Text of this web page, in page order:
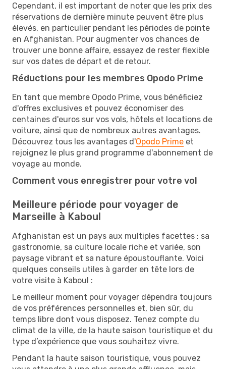
Cependant, il est important de noter que les prix des
réservations de dernière minute peuvent être plus
élevés, en particulier pendant les périodes de pointe
en Afghanistan. Pour augmenter vos chances de
trouver une bonne affaire, essayez de rester flexible
sur vos dates de départ et de retour.
Réductions pour les membres Opodo Prime
En tant que membre Opodo Prime, vous bénéficiez
d'offres exclusives et pouvez économiser des
centaines d'euros sur vos vols, hôtels et locations de
voiture, ainsi que de nombreux autres avantages.
Découvrez tous les avantages d'Opodo Prime et
rejoignez le plus grand programme d'abonnement de
voyage au monde.
Comment vous enregistrer pour votre vol
Meilleure période pour voyager de
Marseille à Kaboul
Afghanistan est un pays aux multiples facettes : sa
gastronomie, sa culture locale riche et variée, son
paysage vibrant et sa nature époustouflante. Voici
quelques conseils utiles à garder en tête lors de
votre visite à Kaboul :
Le meilleur moment pour voyager dépendra toujours
de vos préférences personnelles et, bien sûr, du
temps libre dont vous disposez. Tenez compte du
climat de la ville, de la haute saison touristique et du
type d’expérience que vous souhaitez vivre.
Pendant la haute saison touristique, vous pouvez